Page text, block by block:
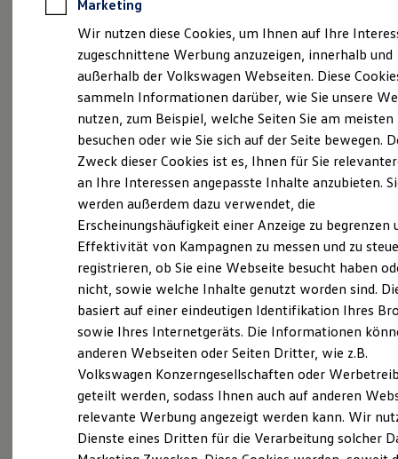
Anpfiff zum Gewinn
Elektroautos
ID. Tutorials
Elektrofahrzeugkonzepte
Reichweite
Reichweite der ID. Modelle
Reichweite im Winter
Laden
Laden unterwegs
Laden Zuhause
Ladezeitensimulator
Batterie
Sicherheit
Garantie und Lebensdauer
Nachhaltigkeit
Technologie
Kosten und Kauf
Verbrauchskosten
Kaufoptionen
E-Auto-Förderung
Software und Konnektivität
Die ID. Software 6
ID. Software Versionen und Updates
Digitale Extras
Schnittstellen zu Ihrem ID.
(Impressum & Rechtliches)
Wir schenken Honigbienen ein
Zuhause
„Wir schenken den Bienen nicht nur ein neues
Zuhause, sondern setzen uns gleichzeitig für den
Artenschutz ein“, so Holding Geschäftsführer
Markus Kugler. Betreut wird das Projekt von dem
erfahrenen Imker Michael Weiler. Herr Weiler
kümmert sich liebevoll um die Honigbienen,
damit sie sich in ihrem neuen Zuhause gut
einleben und dauerhaft wohlfühlen können.
Bereits im Juni 2023 soll der erste Feser-Graf
Honig (Frühlingshonig) fertig sein. Bis dahin
können die fünf Bienenvölker namens Maja, Ayla,
Marketing
Wir nutzen diese Cookies, um Ihnen auf Ihre
zugeschnittene Werbung anzuzeigen, innerhalb und
außerhalb der Volkswagen Webseiten. Diese
sammeln Informationen darüber, wie Sie unsere
nutzen, zum Beispiel, welche Seiten Sie am meisten
besuchen oder wie Sie sich auf der Seite bewegen.
Zweck dieser Cookies ist es, Ihnen für Sie
an Ihre Interessen angepasste Inhalte anzubieten.
werden außerdem dazu verwendet, die
Erscheinungshäufigkeit einer Anzeige zu begrenzen
Effektivität von Kampagnen zu messen und zu
registrieren, ob Sie eine Webseite besucht haben
nicht, sowie welche Inhalte genutzt worden sind.
basiert auf einer eindeutigen Identifikation Ihres
sowie Ihres Internetgeräts. Die Informationen
anderen Webseiten oder Seiten Dritter, wie z.B.
Volkswagen Konzerngesellschaften oder
geteilt werden, sodass Ihnen auch auf anderen
relevante Werbung angezeigt werden kann. Wir
Dienste eines Dritten für die Verarbeitung solcher